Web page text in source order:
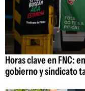
Horas clave en FNC:
gobierno y sindicato